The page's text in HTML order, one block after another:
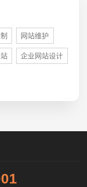
网站维护
企业网站设计